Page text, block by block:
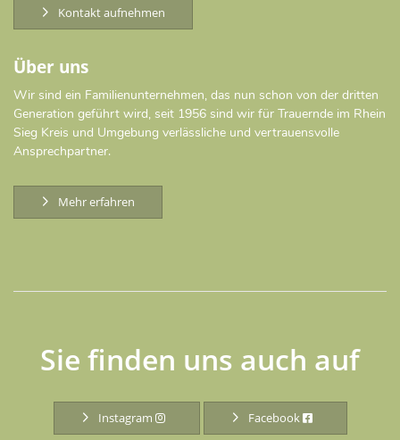
Kontakt aufnehmen
Über uns
Wir sind ein Familienunternehmen, das nun schon von der dritten
Generation geführt wird, seit 1956 sind wir für Trauernde im Rhein
Sieg Kreis und Umgebung verlässliche und vertrauensvolle
Ansprechpartner.
Mehr erfahren
Sie finden uns auch auf
Instagram Facebook